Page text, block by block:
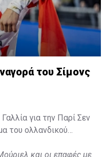
του Σίμονς
για την Παρί Σεν
του ολλανδικού
και οι επαφές με